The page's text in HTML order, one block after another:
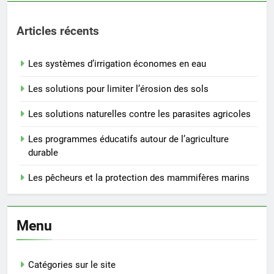
Articles récents
Les systèmes d’irrigation économes en eau
Les solutions pour limiter l’érosion des sols
Les solutions naturelles contre les parasites agricoles
Les programmes éducatifs autour de l’agriculture
durable
Les pêcheurs et la protection des mammifères marins
Menu
Catégories sur le site